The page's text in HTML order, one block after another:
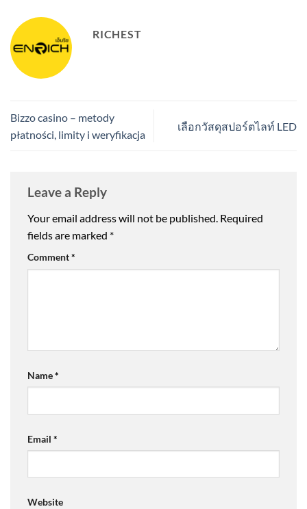
RICHEST
Bizzo casino – metody
płatności, limity i weryfikacja
เลือกวัสดุสปอร์ตไลท์ LED
Leave a Reply
Your email address will not be published. Required
fields are marked *
Comment*
Name*
Email *
Website